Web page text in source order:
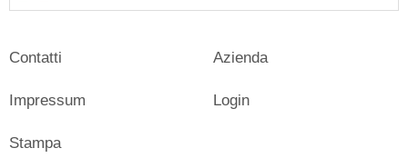
Contatti
Impressum
Stampa
Azienda
Login